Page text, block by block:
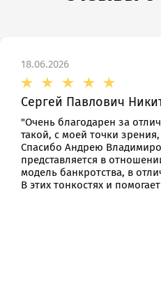
18.06.2026
Сергей Павлович
"Очень благодарен за
такой, с моей точки
Спасибо Андрею
представляется в
модель банкротства, в
В этих тонкостях и